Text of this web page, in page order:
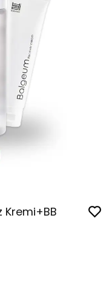
Kremi+BB